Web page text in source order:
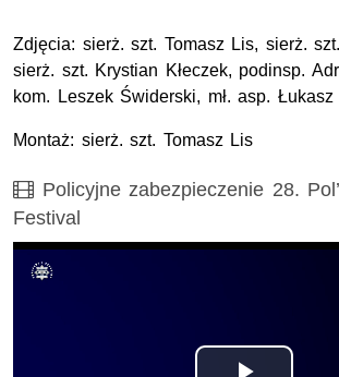
Zdjęcia: sierż. szt. Tomasz Lis, sierż.
sierż. szt. Krystian Kłeczek, podinsp.
kom. Leszek Świderski, mł. asp. Łukasz
Montaż: sierż. szt. Tomasz Lis
Film
Policyjne zabezpieczenie 28.
Festival